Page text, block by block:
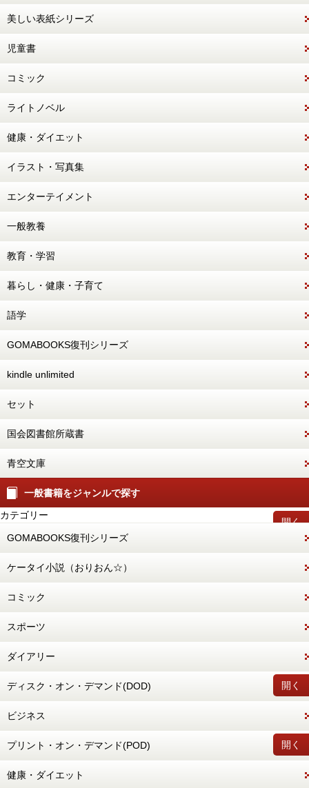
美しい表紙シリーズ
児童書
コミック
ライトノベル
健康・ダイエット
イラスト・写真集
エンターテイメント
一般教養
教育・学習
暮らし・健康・子育て
語学
GOMABOOKS復刊シリーズ
kindle unlimited
セット
国会図書館所蔵書
青空文庫
一般書籍をジャンルで探す
開く
カテゴリー
GOMABOOKS復刊シリーズ
ケータイ小説（おりおん☆）
コミック
スポーツ
ダイアリー
開く
ディスク・オン・デマンド(DOD)
ビジネス
開く
プリント・オン・デマンド(POD)
健康・ダイエット